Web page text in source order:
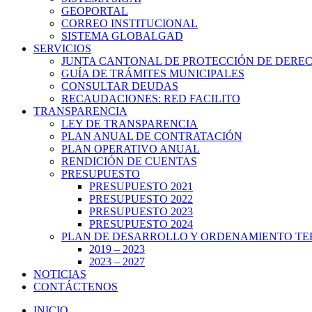
GEOPORTAL
CORREO INSTITUCIONAL
SISTEMA GLOBALGAD
SERVICIOS
JUNTA CANTONAL DE PROTECCIÓN DE
GUÍA DE TRÁMITES MUNICIPALES
CONSULTAR DEUDAS
RECAUDACIONES: RED FACILITO
TRANSPARENCIA
LEY DE TRANSPARENCIA
PLAN ANUAL DE CONTRATACIÓN
PLAN OPERATIVO ANUAL
RENDICIÓN DE CUENTAS
PRESUPUESTO
PRESUPUESTO 2021
PRESUPUESTO 2022
PRESUPUESTO 2023
PRESUPUESTO 2024
PLAN DE DESARROLLO Y ORDENAMIENTO
2019 – 2023
2023 – 2027
NOTICIAS
CONTÁCTENOS